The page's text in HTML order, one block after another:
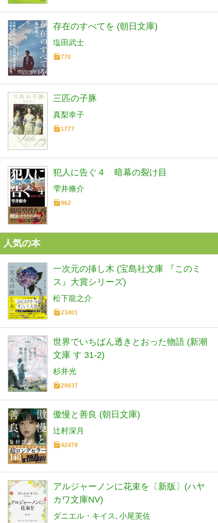
存在のすべてを (朝日文庫)
塩田武士
770
三匹の子豚
真梨幸子
1777
犯人に告ぐ４ 暗幕の裂け目
雫井脩介
962
人気の本
一次元の挿し木 (宝島社文庫 『このミ
ス』大賞シリーズ)
松下龍之介
23401
世界でいちばん透きとおった物語 (新潮
文庫 す 31-2)
杉井光
29937
傲慢と善良 (朝日文庫)
辻村深月
42478
アルジャーノンに花束を〔新版〕(ハヤ
カワ文庫NV)
ダニエル・キイス 小尾芙佐